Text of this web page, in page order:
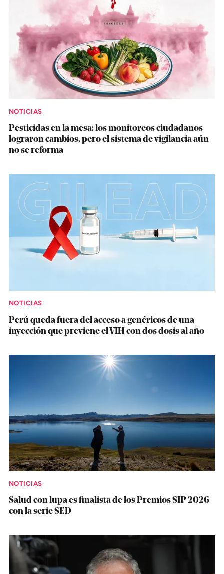
NOTICIAS
Pesticidas en la mesa: los monitoreos ciudadanos
lograron cambios, pero el sistema de vigilancia aún
no se reforma
NOTICIAS
Perú queda fuera del acceso a genéricos de una
inyección que previene el VIH con dos dosis al año
NOTICIAS
Salud con lupa es finalista de los Premios SIP 2026
con la serie SED